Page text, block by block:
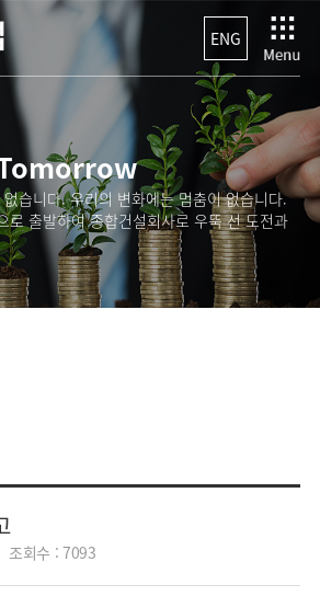
ENG
습니다. 우리의 변화에는 멈춤이 없습니다.
로 출발하여 종합건설회사로 우뚝 선 도전과
조회수 : 7093